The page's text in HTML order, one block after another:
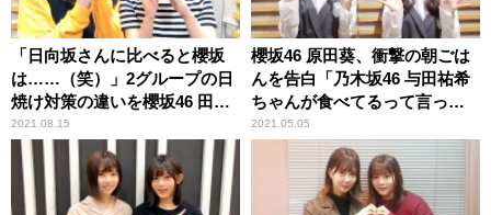
「日向坂さんに比べると櫻坂
は……（笑）」2グループの日
焼け対策の違いを櫻坂46 田村
保乃＆尾関梨香が振り返る
2021.08.15
櫻坂46 原田葵、衝撃の朝ごは
んを告白「乃木坂46 与田祐希
ちゃんが食べてるって言って
て」 そのメニューに井上梨名
2021.05.05